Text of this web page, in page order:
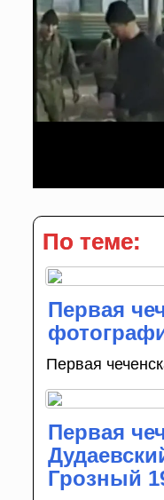
По теме:
Первая
Первая
Первая
Грозный